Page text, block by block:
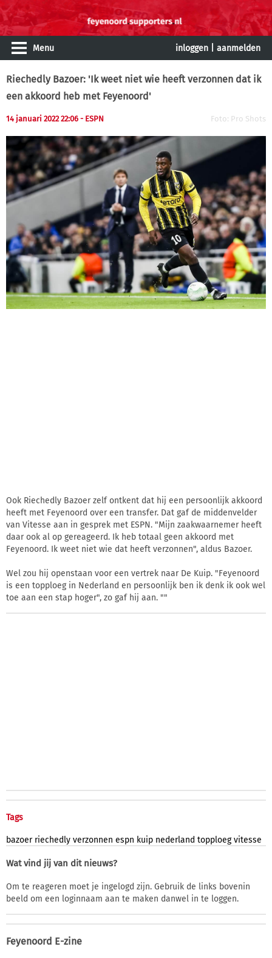
Menu inloggen aanmelden
Riechedly Bazoer: 'Ik weet niet wie heeft verzonnen dat ik
een akkoord heb met Feyenoord'
14 januari 2022 22:06 - ESPN Foto: Pro Shots
Ook Riechedly Bazoer zelf ontkent dat hij een persoonlijk akkoord
heeft met Feyenoord over een transfer. Dat gaf de middenvelder
van Vitesse aan in gesprek met ESPN. "Mijn zaakwaarnemer heeft
daar ook al op gereageerd. Ik heb totaal geen akkoord met
Feyenoord. Ik weet niet wie dat heeft verzonnen", aldus Bazoer.
Wel zou hij openstaan voor een vertrek naar De Kuip. "Feyenoord
is een topploeg in Nederland en persoonlijk ben ik denk ik ook wel
toe aan een stap hoger", zo gaf hij aan. ""
Tags
bazoer riechedly verzonnen espn kuip nederland topploeg vitesse
Wat vind jij van dit nieuws?
Om te reageren moet je ingelogd zijn. Gebruik de links bovenin
beeld om een loginnaam aan te maken danwel in te loggen.
Feyenoord E-zine